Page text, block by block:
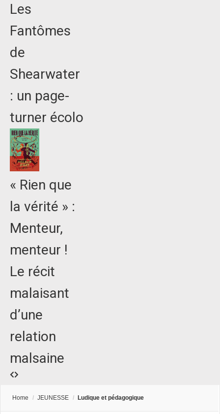
Les
Fantômes
de
Shearwater
: un page-
turner écolo
« Rien que
la vérité » :
Menteur,
menteur !
Le récit
malaisant
d’une
relation
malsaine
Home / JEUNESSE / Ludique et pédagogique